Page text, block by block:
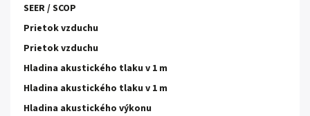
SEER / SCOP
Prietok vzduchu
Prietok vzduchu
Hladina akustického tlaku v 1 m
Hladina akustického tlaku v 1 m
Hladina akustického výkonu